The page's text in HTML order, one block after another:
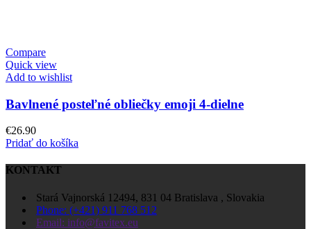
Compare
Quick view
Add to wishlist
Bavlnené posteľné obliečky emoji 4-dielne
€26.90
Pridať do košíka
KONTAKT
Stará Vajnorská 12494, 831 04 Bratislava , Slovakia
Phone: (+421) 911 768 512
Email: info@favitex.eu